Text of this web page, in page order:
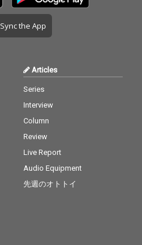
Sync the App
Articles
Series
Interview
Column
Review
Live Report
Audio Equipment
先週のオトトイ